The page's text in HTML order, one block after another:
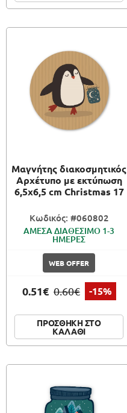
Μαγνήτης διακοσμητικός
Αρχέτυπο με εκτύπωση
6,5x6,5 cm Christmas 17
Κωδικός: #060802
ΑΜΕΣΑ ΔΙΑΘΕΣΙΜΟ 1-3
ΗΜΕΡΕΣ
WEB OFFER
0.51€ 0.60€ -15%
ΠΡΟΣΘΗΚΗ ΣΤΟ
ΚΑΛΑΘΙ